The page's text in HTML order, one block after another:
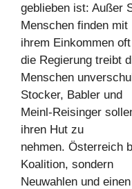
geblieben ist: Außer
Menschen finden mit
ihrem Einkommen
die Regierung treibt
Menschen
Stocker, Babler und
Meinl-Reisinger
ihren Hut zu
nehmen. Österreich
Koalition, sondern
Neuwahlen und